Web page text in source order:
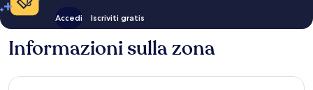
Accedi Iscriviti gratis
Informazioni sulla zona